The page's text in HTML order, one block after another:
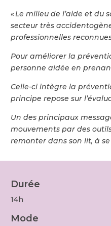
« Le milieu de l’aide et du
secteur très
professionnelles
Pour améliorer la
personne aidée en
Celle-ci intègre la
principe repose sur
Un des principaux
mouvements par des
remonter dans son lit, à se
Durée
14h
Mode